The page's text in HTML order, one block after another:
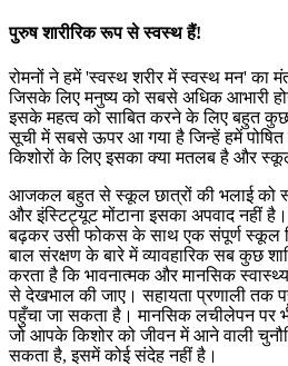
पुरुष शारीरिक रूप से स्वस्थ हैं!
रोमनों ने हमें 'स्वस्थ शरीर में स्वस्थ मन' का
जिसके लिए मनुष्य को सबसे अधिक आभारी
इसके महत्व को साबित करने के लिए बहुत
सूची में सबसे ऊपर आ गया है जिन्हें हमें
किशोरों के लिए इसका क्या मतलब है और
आजकल बहुत से स्कूल छात्रों की भलाई को
और इंस्टिट्यूट मोंटाना इसका अपवाद नहीं
बढ़कर उसी फोकस के साथ एक संपूर्ण स्कूल
बाल संरक्षण के बारे में व्यावहारिक सब कुछ
करता है कि भावनात्मक और मानसिक
से देखभाल की जाए। सहायता प्रणाली
पहुँचा जा सकता है। मानसिक लचीलेपन पर
जो आपके किशोर को जीवन में आने वाली
सकता है, इसमें कोई संदेह नहीं है।